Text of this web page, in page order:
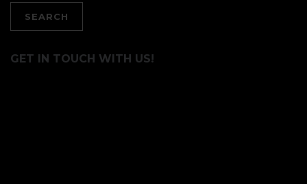
GET IN TOUCH WITH US!